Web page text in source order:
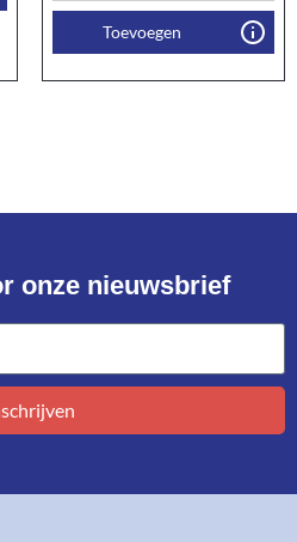
Toevoegen
onze nieuwsbrief​